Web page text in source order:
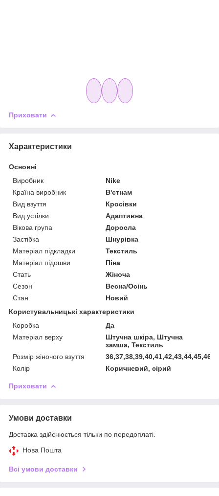
Приховати
Характеристики
Основні
Виробник
Nike
Країна виробник
В'єтнам
Вид взуття
Кросівки
Вид устілки
Адаптивна
Вікова група
Доросла
Застібка
Шнурівка
Матеріал підкладки
Текстиль
Матеріал підошви
Піна
Стать
Жіноча
Сезон
Весна/Осінь
Стан
Новий
Користувальницькі характеристики
Коробка
Да
Матеріал верху
Штучна шкіра, Штучна
замша, Текстиль
Розмір жіночого взуття
36,37,38,39,40,41,42,43,44,45,46
Колір
Коричневий, сірий
Приховати
Умови доставки
Доставка здійснюється тільки по передоплаті.
Нова Пошта
Всі умови доставки